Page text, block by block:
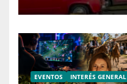
EVENTOS INTERÉS GENERAL